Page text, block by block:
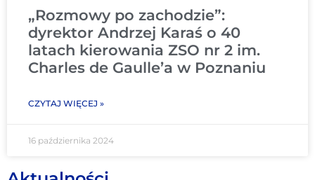
„Rozmowy po zachodzie”:
dyrektor Andrzej Karaś o 40
latach kierowania ZSO nr 2 im.
Charles de Gaulle’a w Poznaniu
CZYTAJ WIĘCEJ »
16 października 2024